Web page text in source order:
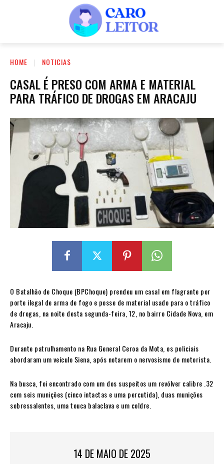
HOME NOTICIAS
CASAL É PRESO COM ARMA E MATERIAL
PARA TRÁFICO DE DROGAS EM ARACAJU
O Batalhão de Choque (BPChoque) prendeu um casal em flagrante por
porte ilegal de arma de fogo e posse de material usado para o tráfico
de drogas, na noite desta segunda-feira, 12, no bairro Cidade Nova, em
Aracaju.
Durante patrulhamento na Rua General Ceroa da Mota, os policiais
abordaram um veículo Siena, após notarem o nervosismo do motorista.
Na busca, foi encontrado com um dos suspeitos um revólver calibre .32
com seis munições (cinco intactas e uma percutida), duas munições
sobressalentes, uma touca balaclava e um coldre.
14 DE MAIO DE 2025